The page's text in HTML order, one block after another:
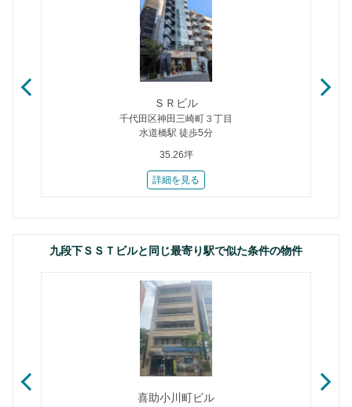
ＳＲビル
千代田区神田三崎町３丁目
水道橋駅 徒歩5分
35.26坪
詳細を見る
九段下ＳＳＴビルと同じ最寄り駅で似た条件の物件
喜助小川町ビル